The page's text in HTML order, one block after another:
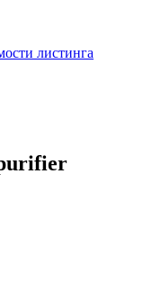
листинга